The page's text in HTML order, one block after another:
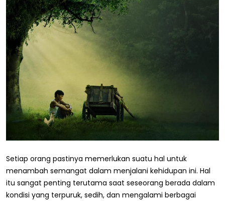
Setiap orang pastinya memerlukan suatu hal untuk
menambah semangat dalam menjalani kehidupan ini. Hal
itu sangat penting terutama saat seseorang berada dalam
kondisi yang terpuruk, sedih, dan mengalami berbagai